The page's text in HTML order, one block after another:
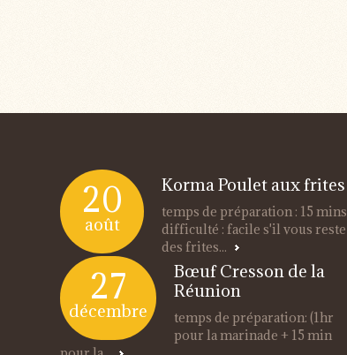
20
août
Korma Poulet aux frites
temps de préparation : 15 mins
difficulté : facile s'il vous reste
des frites...
27
décembre
Bœuf Cresson de la
Réunion
temps de préparation: (1hr
pour la marinade + 15 min